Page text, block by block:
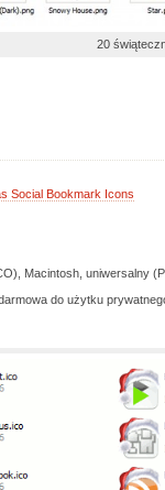
20
Social Bookmark Icons
Macintosh, uniwersalny
do użytku